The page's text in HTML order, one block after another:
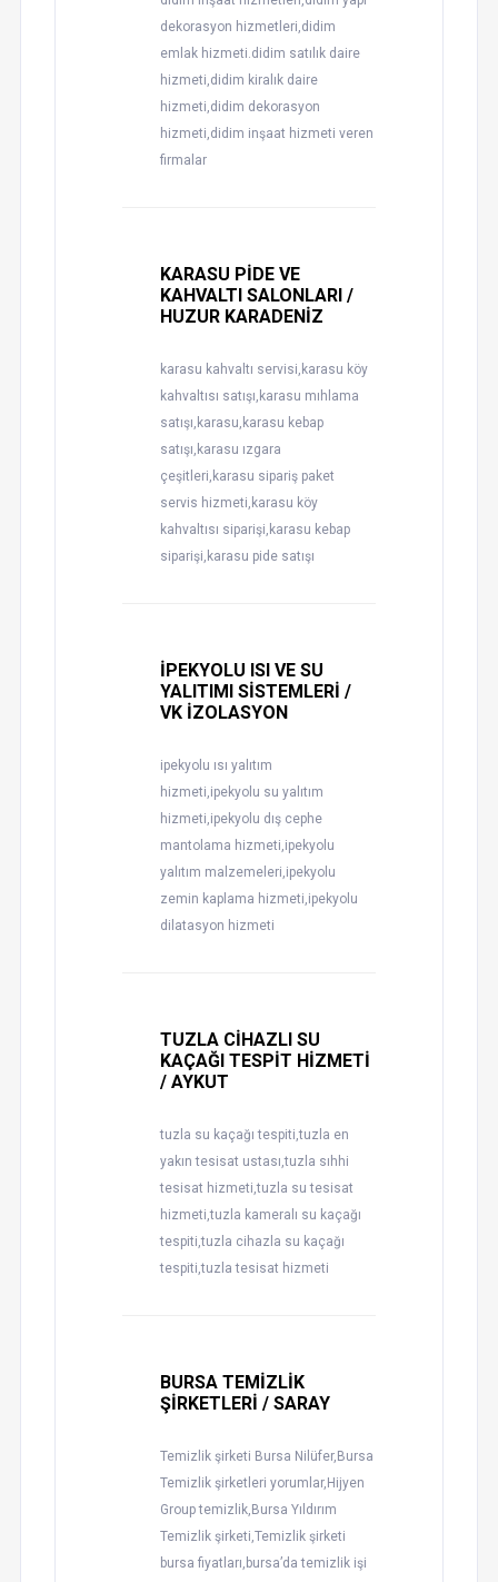
dekorasyon hizmetleri,didim
emlak hizmeti.didim satılık daire
hizmeti,didim kiralık daire
hizmeti,didim dekorasyon
hizmeti,didim inşaat hizmeti veren
firmalar
KARASU PİDE VE
KAHVALTI SALONLARI /
HUZUR KARADENİZ
karasu kahvaltı servisi,karasu köy
kahvaltısı satışı,karasu mıhlama
satışı,karasu,karasu kebap
satışı,karasu ızgara
çeşitleri,karasu sipariş paket
servis hizmeti,karasu köy
kahvaltısı siparişi,karasu kebap
siparişi,karasu pide satışı
İPEKYOLU ISI VE SU
YALITIMI SİSTEMLERİ /
VK İZOLASYON
ipekyolu ısı yalıtım
hizmeti,ipekyolu su yalıtım
hizmeti,ipekyolu dış cephe
mantolama hizmeti,ipekyolu
yalıtım malzemeleri,ipekyolu
zemin kaplama hizmeti,ipekyolu
dilatasyon hizmeti
TUZLA CİHAZLI SU
KAÇAĞI TESPİT HİZMETİ
/ AYKUT
tuzla su kaçağı tespiti,tuzla en
yakın tesisat ustası,tuzla sıhhi
tesisat hizmeti,tuzla su tesisat
hizmeti,tuzla kameralı su kaçağı
tespiti,tuzla cihazla su kaçağı
tespiti,tuzla tesisat hizmeti
BURSA TEMİZLİK
ŞİRKETLERİ / SARAY
Temizlik şirketi Bursa Nilüfer,Bursa
Temizlik şirketleri yorumlar,Hijyen
Group temizlik,Bursa Yıldırım
Temizlik şirketi,Temizlik şirketi
bursa fiyatları,bursa’da temizlik işi